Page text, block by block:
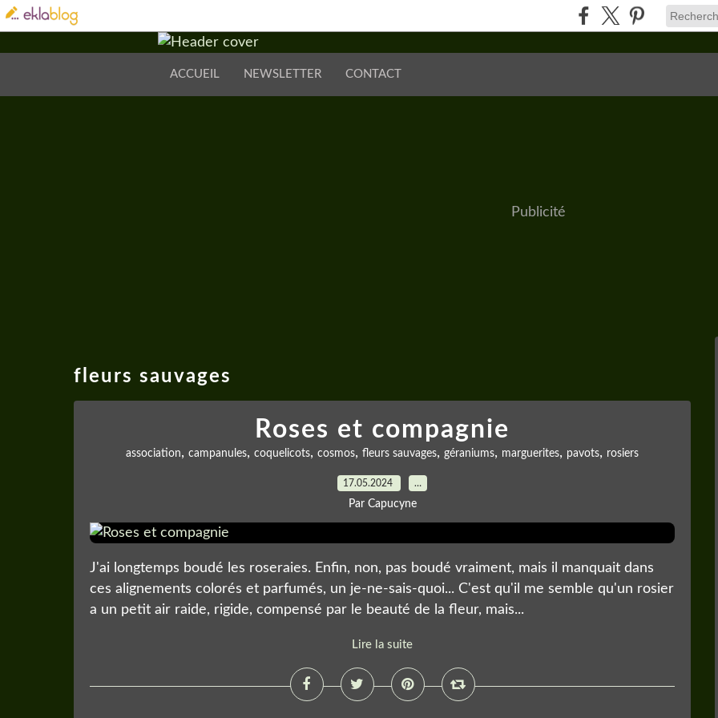
ACCUEIL NEWSLETTER CONTACT
Publicité
fleurs sauvages
Roses et compagnie
association, campanules, coquelicots, cosmos, fleurs sauvages, géraniums, marguerites, pavots, rosiers
17.05.2024 …
Par Capucyne
J'ai longtemps boudé les roseraies. Enfin, non, pas boudé vraiment, mais il manquait dans
ces alignements colorés et parfumés, un je-ne-sais-quoi... C'est qu'il me semble qu'un rosier
a un petit air raide, rigide, compensé par le beauté de la fleur, mais...
Lire la suite